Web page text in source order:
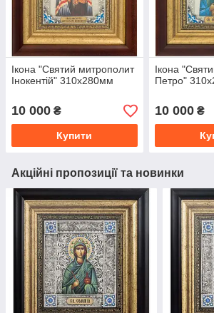
Ікона "Святий митрополит
Інокентій" 310х280мм
10 000 ₴
Купити
Ікона
Петро"
10 000₴
Акційні пропозиції та новинки